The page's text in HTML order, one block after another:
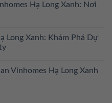
Hạ Long Xanh: Nơi
Long Xanh: Khám Phá Dự
Vinhomes Hạ Long Xanh